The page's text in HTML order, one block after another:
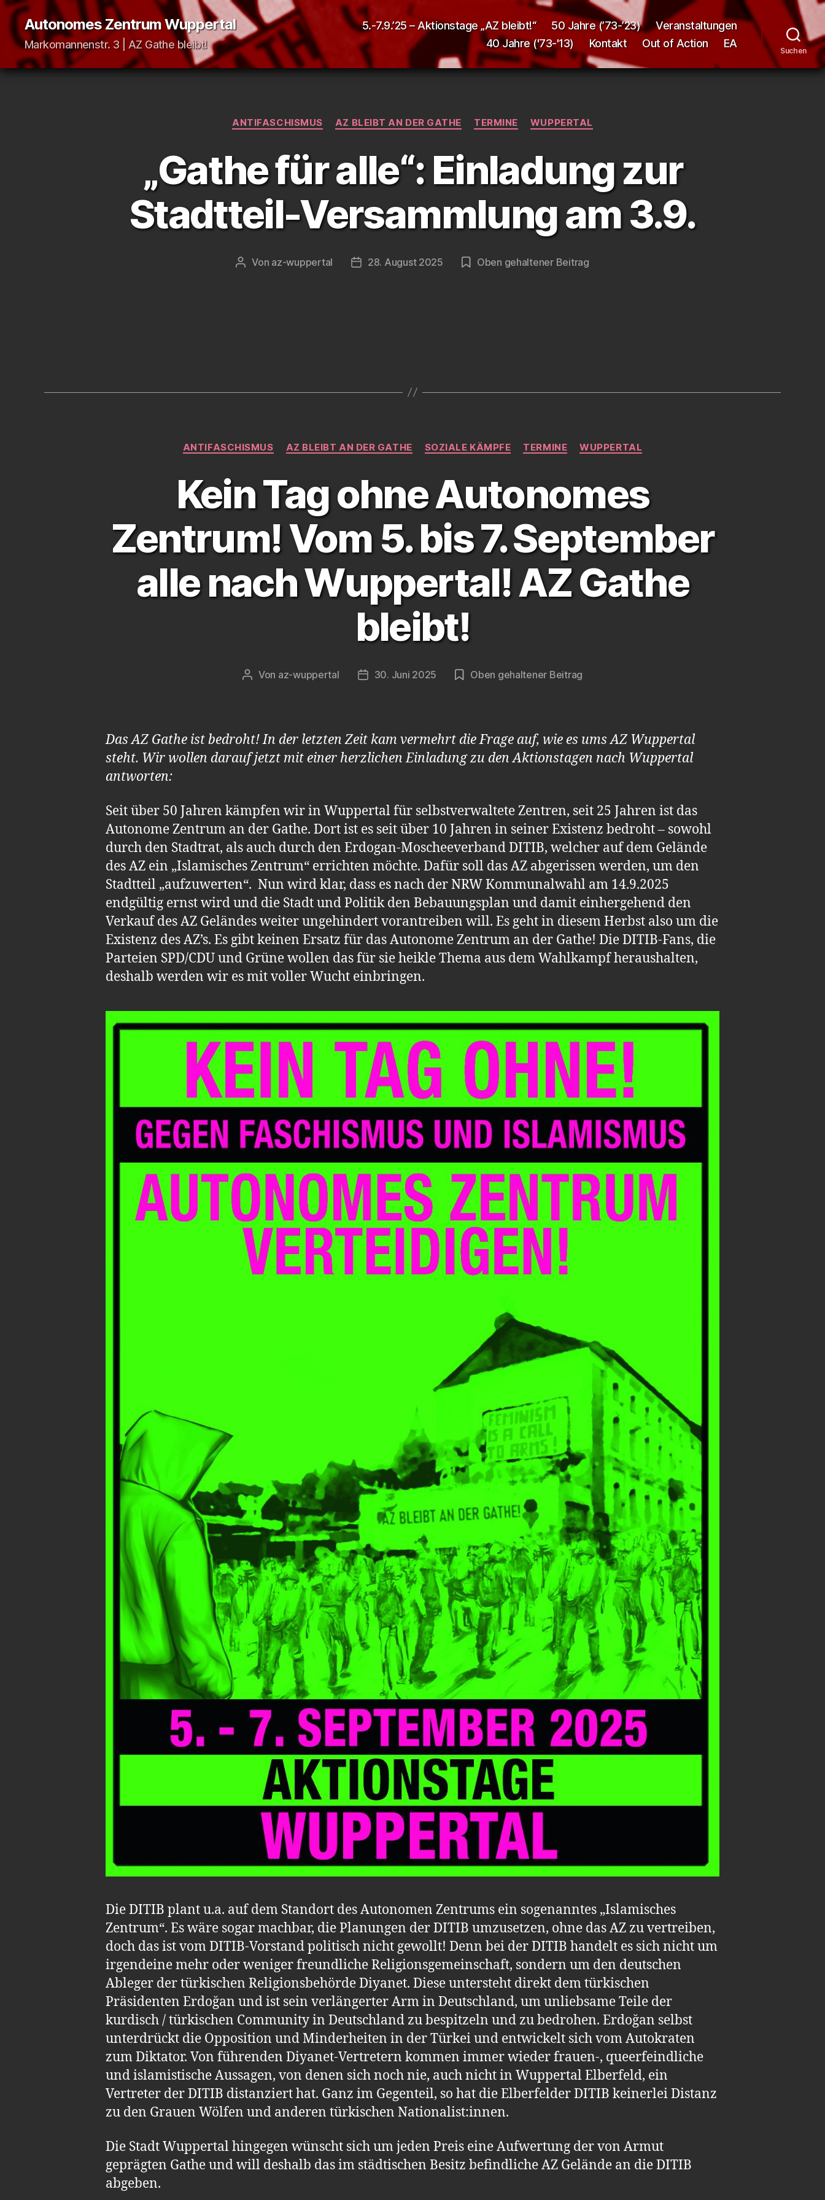
Autonomes Zentrum Wuppertal
Markomannenstr. 3 | AZ Gathe bleibt!
5.-7.9.’25 – Aktionstage „AZ bleibt!“ 50 Jahre (’73-’23)
Veranstaltungen
40 Jahre ('73-'13)
Kontakt Out of Action EA
Suchen
Kategorien
ANTIFASCHISMUS AZ BLEIBT AN DER GATHE TERMINE WUPPERTAL
„Gathe für alle“: Einladung zur
Stadtteil-Versammlung am 3.9.
Beitragsautor
Von az-wuppertal Veröffentlichungsdatum
28. August 2025 Oben gehaltener Beitrag
Kategorien
ANTIFASCHISMUS AZ BLEIBT AN DER GATHE SOZIALE KÄMPFE TERMINE WUPPERTAL
Kein Tag ohne Autonomes
Zentrum! Vom 5. bis 7. September
alle nach Wuppertal! AZ Gathe
bleibt!
Beitragsautor
Von az-wuppertal Veröffentlichungsdatum
30. Juni 2025 Oben gehaltener Beitrag
Das AZ Gathe ist bedroht! In der letzten Zeit kam vermehrt die Frage auf, wie es ums AZ Wuppertal
steht. Wir wollen darauf jetzt mit einer herzlichen Einladung zu den Aktionstagen nach Wuppertal
antworten:
Seit über 50 Jahren kämpfen wir in Wuppertal für selbstverwaltete Zentren, seit 25 Jahren ist das
Autonome Zentrum an der Gathe. Dort ist es seit über 10 Jahren in seiner Existenz bedroht – sowohl
durch den Stadtrat, als auch durch den Erdogan-Moscheeverband DITIB, welcher auf dem Gelände
des AZ ein „Islamisches Zentrum“ errichten möchte. Dafür soll das AZ abgerissen werden, um den
Stadtteil „aufzuwerten“. Nun wird klar, dass es nach der NRW Kommunalwahl am 14.9.2025
endgültig ernst wird und die Stadt und Politik den Bebauungsplan und damit einhergehend den
Verkauf des AZ Geländes weiter ungehindert vorantreiben will. Es geht in diesem Herbst also um die
Existenz des AZ’s. Es gibt keinen Ersatz für das Autonome Zentrum an der Gathe! Die DITIB-Fans, die
Parteien SPD/CDU und Grüne wollen das für sie heikle Thema aus dem Wahlkampf heraushalten,
deshalb werden wir es mit voller Wucht einbringen.
Die DITIB plant u.a. auf dem Standort des Autonomen Zentrums ein sogenanntes „Islamisches
Zentrum“. Es wäre sogar machbar, die Planungen der DITIB umzusetzen, ohne das AZ zu vertreiben,
doch das ist vom DITIB-Vorstand politisch nicht gewollt! Denn bei der DITIB handelt es sich nicht um
irgendeine mehr oder weniger freundliche Religionsgemeinschaft, sondern um den deutschen
Ableger der türkischen Religionsbehörde Diyanet. Diese untersteht direkt dem türkischen
Präsidenten Erdoğan und ist sein verlängerter Arm in Deutschland, um unliebsame Teile der
kurdisch / türkischen Community in Deutschland zu bespitzeln und zu bedrohen. Erdoğan selbst
unterdrückt die Opposition und Minderheiten in der Türkei und entwickelt sich vom Autokraten
zum Diktator. Von führenden Diyanet-Vertretern kommen immer wieder frauen-, queerfeindliche
und islamistische Aussagen, von denen sich noch nie, auch nicht in Wuppertal Elberfeld, ein
Vertreter der DITIB distanziert hat. Ganz im Gegenteil, so hat die Elberfelder DITIB keinerlei Distanz
zu den Grauen Wölfen und anderen türkischen Nationalist:innen.
Die Stadt Wuppertal hingegen wünscht sich um jeden Preis eine Aufwertung der von Armut
geprägten Gathe und will deshalb das im städtischen Besitz befindliche AZ Gelände an die DITIB
abgeben.